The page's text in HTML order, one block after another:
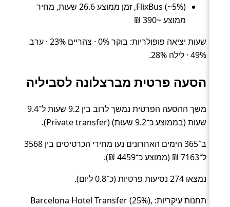
FlixBus (~5%), זמן ממוצע 26.6 שעות, מחיר
ממוצע ~390 ₪
שעות יציאה פופולריות: בוקר 0% · צהריים 23% · ערב
49% · לילה 28%.
הסעה פרטית מברצלונה לסביליה
משך ההסעה הפרטית נמשך לרוב בין 9.2 שעות ל־9.4
שעות (בממוצע כ־9.2 שעות) (Private transfer).
ב־365 הימים האחרונים נעו מחירי הכרטיסים בין 3568
ל־7163 ₪ (ממוצע כ־4459 ₪).
נמצאו 274 נסיעות פרטיות (כ־0.8 ליום).
תחנות עיקריות: Barcelona Hotel Transfer (25%),